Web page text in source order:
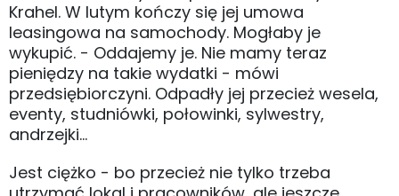
Krahel. W lutym kończy się jej umowa
leasingowa na samochody. Mogłaby je
wykupić. - Oddajemy je. Nie mamy teraz
pieniędzy na takie wydatki - mówi
przedsiębiorczyni. Odpadły jej przecież wesela,
eventy, studniówki, połowinki, sylwestry,
andrzejki...
Jest ciężko - bo przecież nie tylko trzeba